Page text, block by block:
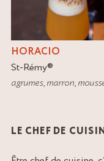
HORACIO
St-Rémy®
agrumes,marron,
LE CHEF DE